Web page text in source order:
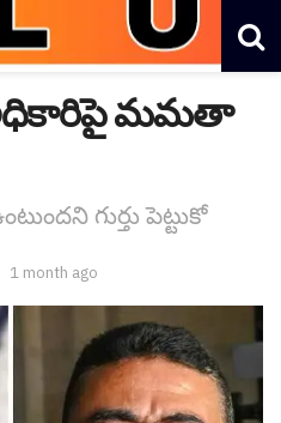
అధికారిపై మ‌మ‌తా
గుర్తు పెట్టుకో
1 month ago